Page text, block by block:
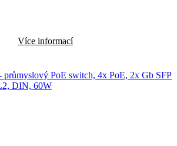
Více informací